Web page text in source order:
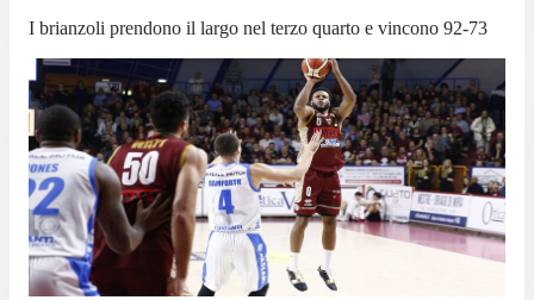
I brianzoli prendono il largo nel terzo quarto e vincono 92-73